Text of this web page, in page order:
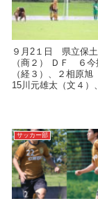
９月2１日 県立保
（商２） ＤＦ ６
（経３）、２相原
15川元雄太（文４）
サッカー部